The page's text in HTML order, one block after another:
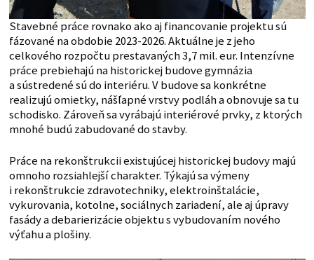
Stavebné práce rovnako ako aj financovanie projektu sú
fázované na obdobie 2023-2026. Aktuálne je z jeho
celkového rozpočtu prestavaných 3,7 mil. eur. Intenzívne
práce prebiehajú na historickej budove gymnázia
a sústredené sú do interiéru. V budove sa konkrétne
realizujú omietky, nášľapné vrstvy podláh a obnovuje sa tu
schodisko. Zároveň sa vyrábajú interiérové prvky, z ktorých
mnohé budú zabudované do stavby.
Práce na rekonštrukcii existujúcej historickej budovy majú
omnoho rozsiahlejší charakter. Týkajú sa výmeny
i rekonštrukcie zdravotechniky, elektroinštalácie,
vykurovania, kotolne, sociálnych zariadení, ale aj úpravy
fasády a debarierizácie objektu s vybudovaním nového
výťahu a plošiny.